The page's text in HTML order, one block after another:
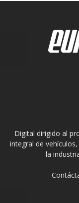
Digital dirigido al
integral de
la